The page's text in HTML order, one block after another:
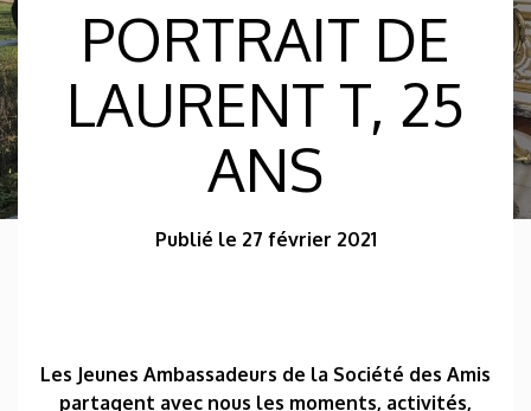
PORTRAIT DE
LAURENT T, 25
ANS
Publié le 27 février 2021
Les Jeunes Ambassadeurs de la Société des Amis
partagent avec nous les moments, activités,